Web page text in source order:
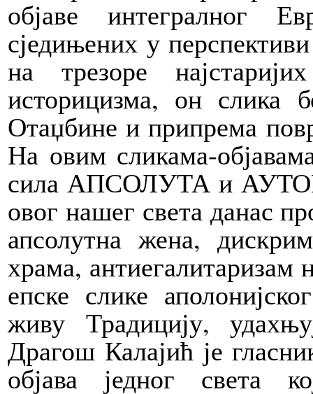
објаве интегралног
сједињених у
на трезоре
историцизма, он слика
Отаџбине и припрема
На овим сликама-
сила АПСОЛУТА и
овог нашег света данас
апсолутна жена,
храма,
епске слике
живу Традицију,
Драгош Калајић је
објава једног света